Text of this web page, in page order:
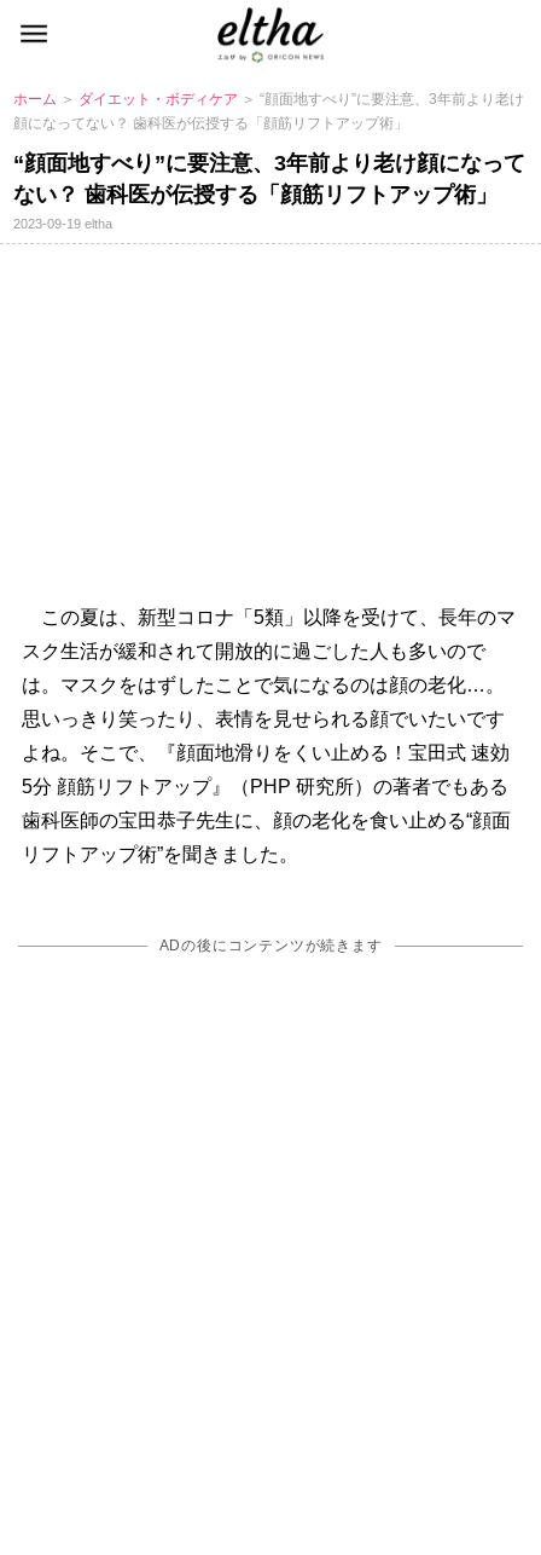
ホーム ＞ ダイエット・ボディケア ＞ “顔面地すべり”に要注意、3年前より老け
顔になってない？ 歯科医が伝授する「顔筋リフトアップ術」
“顔面地すべり”に要注意、3年前より老け顔になって
ない？ 歯科医が伝授する「顔筋リフトアップ術」
2023-09-19eltha
この夏は、新型コロナ「5類」以降を受けて、長年のマ
スク生活が緩和されて開放的に過ごした人も多いので
は。マスクをはずしたことで気になるのは顔の老化…。
思いっきり笑ったり、表情を見せられる顔でいたいです
よね。そこで、『顔面地滑りをくい止める！宝田式 速効
5分 顔筋リフトアップ』（PHP 研究所）の著者でもある
歯科医師の宝田恭子先生に、顔の老化を食い止める“顔面
リフトアップ術”を聞きました。
ADの後にコンテンツが続きます